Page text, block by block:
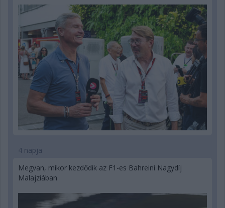
4 napja
Megvan, mikor kezdődik az F1-es Bahreini Nagydíj
Malajziában